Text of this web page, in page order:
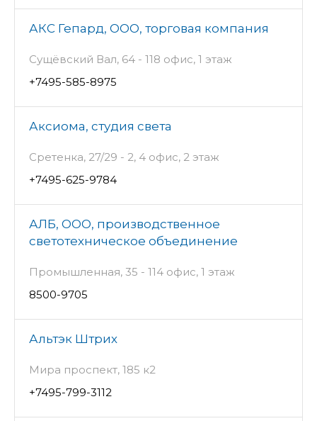
АКС Гепард, ООО, торговая компания
Сущёвский Вал, 64 - 118 офис, 1 этаж
+7495-585-8975
Аксиома, студия света
Сретенка, 27/29 - 2, 4 офис, 2 этаж
+7495-625-9784
АЛБ, ООО, производственное
светотехническое объединение
Промышленная, 35 - 114 офис, 1 этаж
8500-9705
Альтэк Штрих
Мира проспект, 185 к2
+7495-799-3112